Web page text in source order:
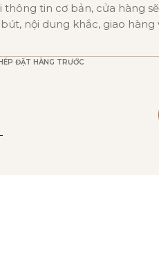
thông tin cơ bản, cửa hàng
nội dung khắc, giao hàng
ĐẶT HÀNG TRƯỚC